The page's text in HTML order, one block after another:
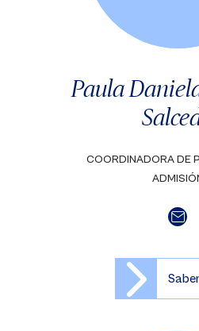
Paula
COORDINADORA DE